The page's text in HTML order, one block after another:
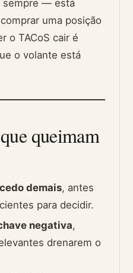
sempre — está
uma posição
o TACoS cair é
o volante está
queimam
demais, antes
para decidir.
negativa,
drenarem o